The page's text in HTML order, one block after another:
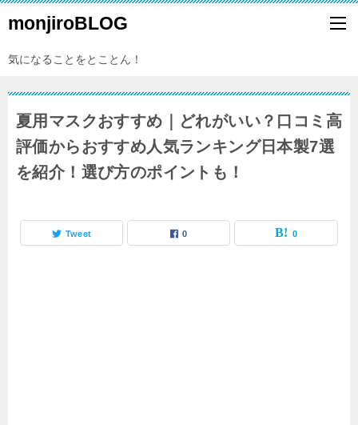
monjiroBLOG
気になることをとことん！
夏用マスクおすすめ｜どれがいい？口コミ高
評価からおすすめ人気ランキング日本製7選
を紹介！選び方のポイントも！
Tweet 0 0